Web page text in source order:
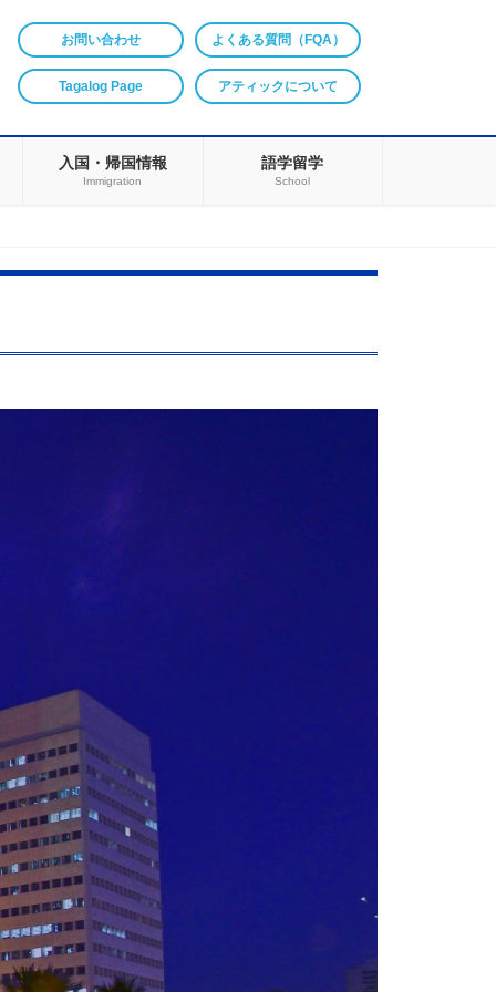
お問い合わせ よくある質問（FQA）
Tagalog Page アティックについて
入国・帰国情報
Immigration
語学留学
School